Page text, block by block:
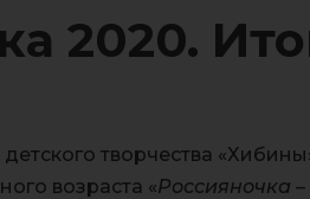
2020.
творчества
возраста «Россияночка